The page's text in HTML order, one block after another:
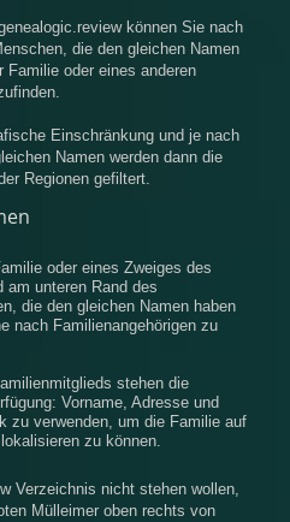
können Sie nach
die den gleichen Namen
Familie oder eines anderen
Einschränkung und je nach
Namen werden dann die
Regionen gefiltert.
oder eines Zweiges des
unteren Rand des
die den gleichen Namen haben
nach Familienangehörigen zu
stehen die
Vorname, Adresse und
zu verwenden, um die Familie auf
zu können.
Verzeichnis nicht stehen wollen,
Mülleimer oben rechts von